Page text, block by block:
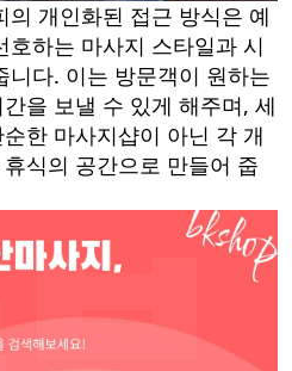
개인화된 접근 방식은 예
하는 마사지 스타일과 시
니다. 이는 방문객이 원하는
을 보낼 수 있게 해주며, 세
한 마사지샵이 아닌 각 개
식의 공간으로 만들어 줍